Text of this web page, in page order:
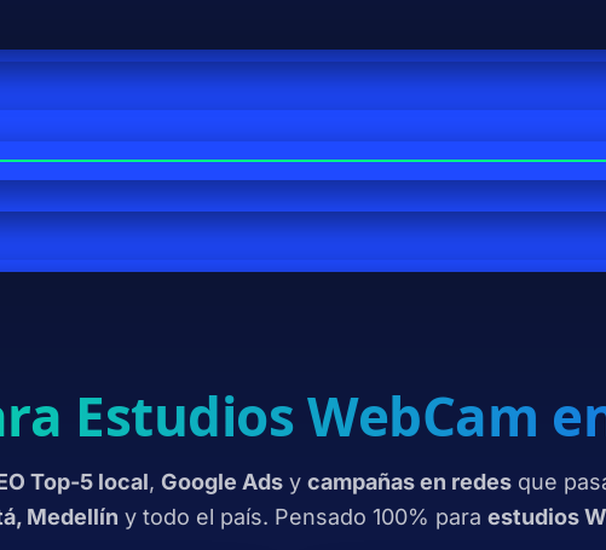
Estudios WebCam
Top-5 local, Google Adsy campañas en redesque
Medellín y todo el país. Pensado 100% para estudios